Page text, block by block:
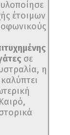
έτοιμων
σε
η